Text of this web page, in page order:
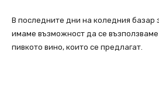
В последните дни на коледния базар
имаме възможност да се възползваме
пивкото вино, които се предлагат.